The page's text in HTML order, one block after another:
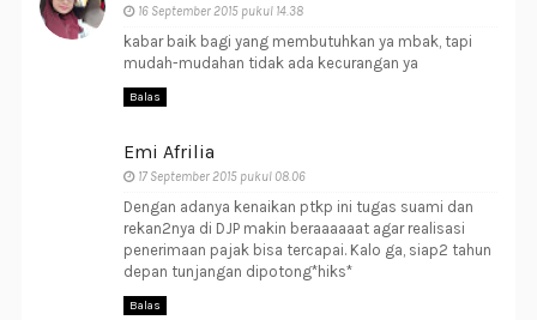
16 September 2015 pukul 14.38
kabar baik bagi yang membutuhkan ya mbak, tapi
mudah-mudahan tidak ada kecurangan ya
Balas
Emi Afrilia
17 September 2015 pukul 08.06
Dengan adanya kenaikan ptkp ini tugas suami dan
rekan2nya di DJP makin beraaaaaat agar realisasi
penerimaan pajak bisa tercapai. Kalo ga, siap2 tahun
depan tunjangan dipotong*hiks*
Balas